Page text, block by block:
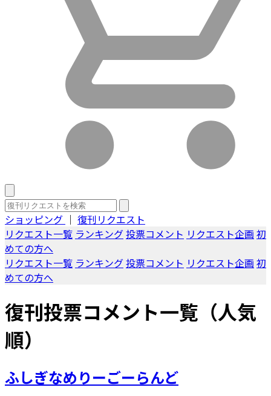
ショッピング ｜ 復刊リクエスト
リクエスト一覧 ランキング投票コメント リクエスト企画 初
めての方へ
リクエスト一覧 ランキング投票コメント リクエスト企画 初
めての方へ
復刊投票コメント一覧（人気
順）
ふしぎなめりーごーらんど